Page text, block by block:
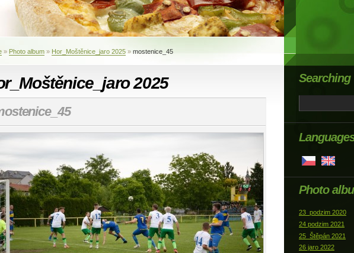
» Photo album » Hor_Moštěnice_jaro 2025 » mostenice_45
2025
Photo
23_podzim 2020
24 podzim 2021
25_Štěpán 2021
26 jaro 2022
Searching